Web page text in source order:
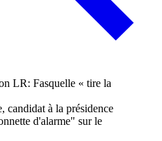
candidat à la présidence
d'alarme" sur le